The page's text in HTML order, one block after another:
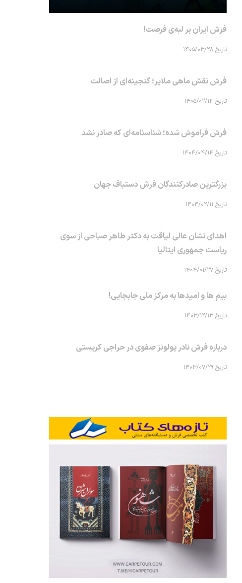
فرش ایران بر لبه‌ی فرصت!
تاریخ ۱۴۰۵/۰۳/۲۸
فرش نقش ماهی‌ ملایر؛ گنجینه‌ای از اصالت
تاریخ ۱۴۰۵/۰۲/۱۳
فرش فراموش شده؛ شناسنامه‌ای که صادر نشد
تاریخ ۱۴۰۴/۰۴/۱۴
بزرگترین صادرکنندگان فرش دستباف جهان
تاریخ ۱۴۰۴/۰۲/۱۱
اهدای نشان عالی لیاقت به دکتر طاهر صباحی از سوی
ریاست جمهوری ایتالیا
تاریخ ۱۴۰۴/۰۱/۲۷
بیم ها و امیدها به مرکز ملی جابجایی!
تاریخ ۱۴۰۳/۱۲/۱۳
درباره فرش نادر پولونز صفوی در حراجی کریستی
تاریخ ۱۴۰۳/۰۷/۲۹